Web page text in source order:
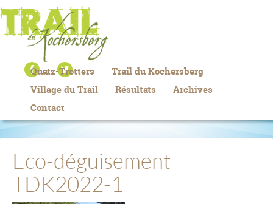
Quatz-Trotters
Trail du Kochersberg
Village du Trail
Résultats
Archives
Contact
Eco-déguisement
TDK2022-1